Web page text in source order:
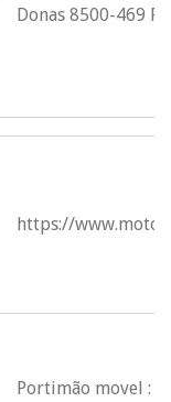
Donas 8500-469
https://
Portimão movel :